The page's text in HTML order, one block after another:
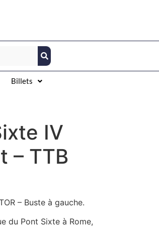
Billets
IV
– TTB
– Buste à gauche.
du Pont Sixte à Rome,